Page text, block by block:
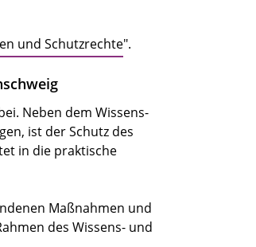
und Schutzrechte".
Neben dem Wissens-
ist der Schutz des
in die praktische
Maßnahmen und
des Wissens- und